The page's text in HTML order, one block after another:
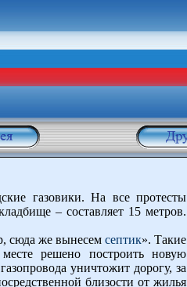
газовики. На все протесты
– составляет 15 метров.
сюда же вынесем септик». Такие
решено построить новую
уничтожит дорогу, за
близости от жилья